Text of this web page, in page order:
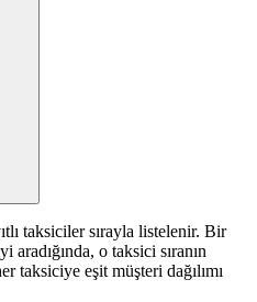
taksiciler sırayla listelenir. Bir
o taksici sıranın
taksiciye eşit müşteri dağılımı